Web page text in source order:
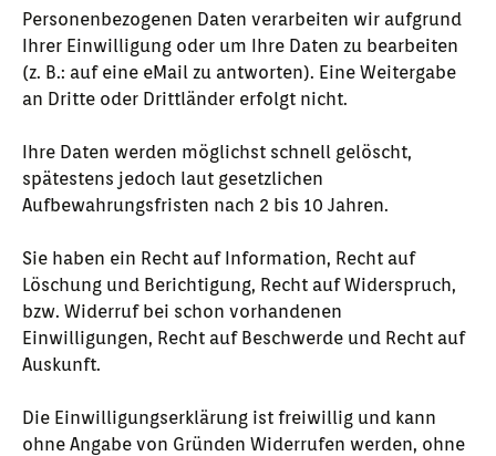
Personenbezogenen Daten verarbeiten wir aufgrund
Ihrer Einwilligung oder um Ihre Daten zu bearbeiten
(z. B.: auf eine eMail zu antworten). Eine Weitergabe
an Dritte oder Drittländer erfolgt nicht.
Ihre Daten werden möglichst schnell gelöscht,
spätestens jedoch laut gesetzlichen
Aufbewahrungsfristen nach 2 bis 10 Jahren.
Sie haben ein Recht auf Information, Recht auf
Löschung und Berichtigung, Recht auf Widerspruch,
bzw. Widerruf bei schon vorhandenen
Einwilligungen, Recht auf Beschwerde und Recht auf
Auskunft.
Die Einwilligungserklärung ist freiwillig und kann
ohne Angabe von Gründen Widerrufen werden, ohne